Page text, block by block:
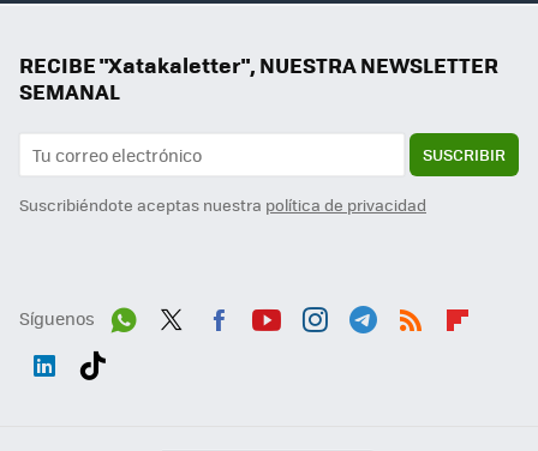
RECIBE "Xatakaletter", NUESTRA NEWSLETTER
SEMANAL
SUSCRIBIR
Suscribiéndote aceptas nuestra política de privacidad
Síguenos